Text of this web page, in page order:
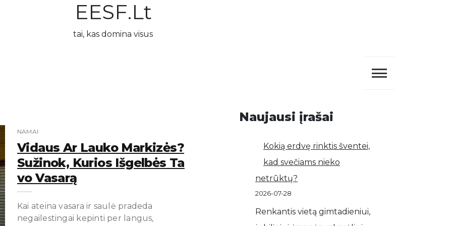
EESF.lt
tai, kas domina visus
NAMAI
Vidaus Ar Lauko Markizės?
Sužinok, Kurios Išgelbės Ta
Vo Vasarą
Kai ateina vasara ir saulė pradeda
negailestingai kepinti per langus,
Naujausi įrašai
Kokią erdvę rinktis šventei,
kad svečiams nieko
netrūktų?
2026-07-28
Renkantis vietą gimtadieniui,